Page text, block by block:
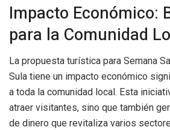
Impacto Económico:
para la Comunidad
La propuesta turística para Semana
Sula tiene un impacto económico
a toda la comunidad local. Esta
atraer visitantes, sino que también
de dinero que revitaliza varios